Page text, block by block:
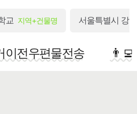
교 지역+건물명 서울특별시 강
이전우편물전송